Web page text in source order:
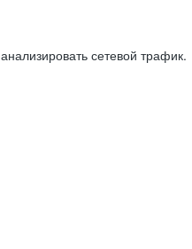
сетевой трафик.